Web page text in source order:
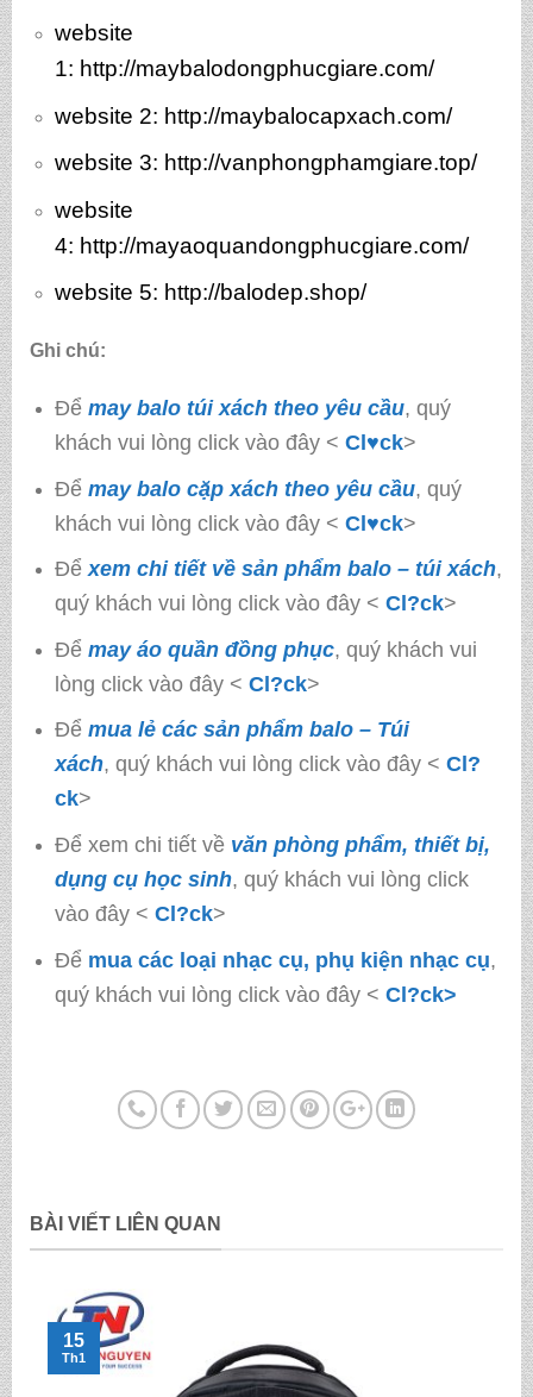
website
1: http://maybalodongphucgiare.com/
website 2: http://maybalocapxach.com/
website 3: http://vanphongphamgiare.top/
website
4: http://mayaoquandongphucgiare.com/
website 5: http://balodep.shop/
Ghi chú:
Để may balo túi xách theo yêu cầu, quý
khách vui lòng click vào đây < Cl♥ck>
Để may balo cặp xách theo yêu cầu, quý
khách vui lòng click vào đây < Cl♥ck>
Để xem chi tiết về sản phẩm balo – túi xách,
quý khách vui lòng click vào đây < Cl?ck>
Để may áo quần đồng phục, quý khách vui
lòng click vào đây < Cl?ck>
Để mua lẻ các sản phẩm balo – Túi
xách, quý khách vui lòng click vào đây < Cl?
ck>
Để xem chi tiết về văn phòng phẩm, thiết bị,
dụng cụ học sinh, quý khách vui lòng click
vào đây < Cl?ck>
Để mua các loại nhạc cụ, phụ kiện nhạc cụ,
quý khách vui lòng click vào đây < Cl?ck>
BÀI VIẾT LIÊN QUAN
15
Th1